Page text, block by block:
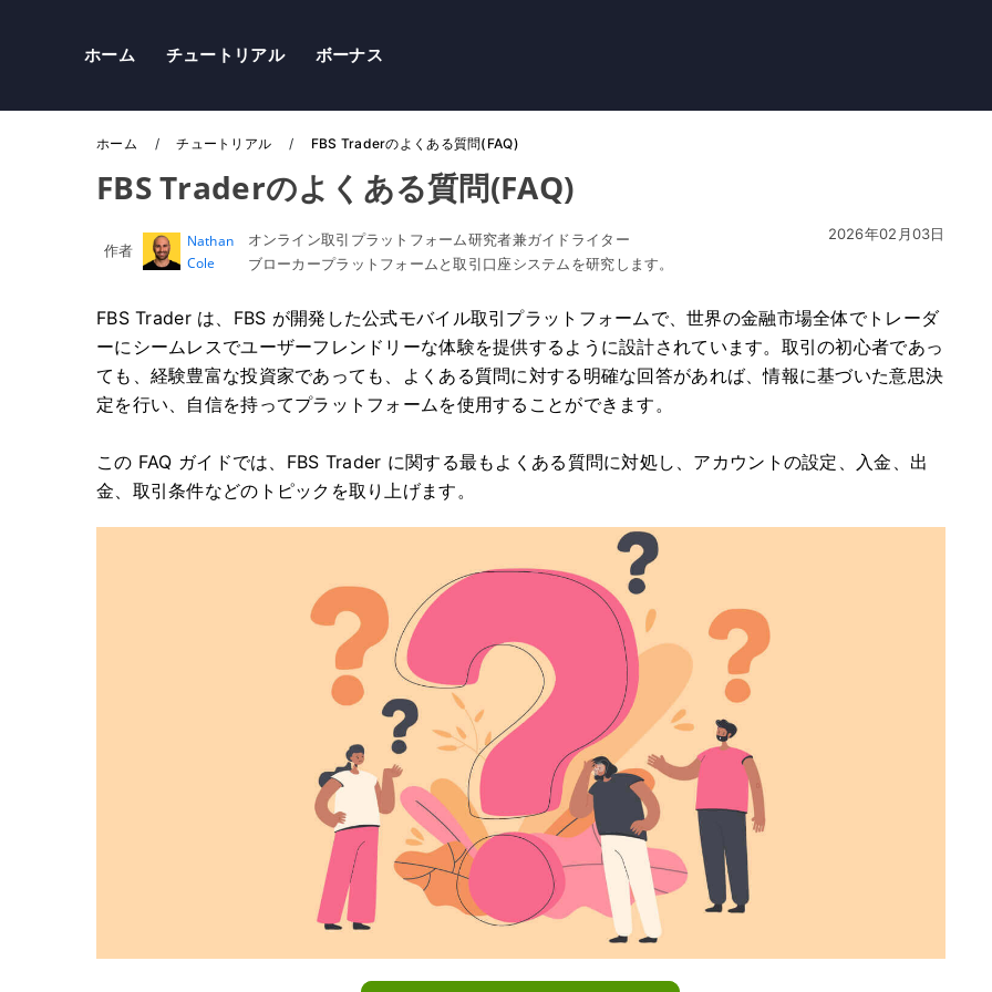
ホーム チュートリアル ボーナス
ホーム チュートリアル FBS Traderのよくある質問(FAQ)
FBS Traderのよくある質問(FAQ)
作者
Nathan
Cole
オンライン取引プラットフォーム研究者兼ガイドライター
ブローカープラットフォームと取引口座システムを研究します。
2026年02月03日
FBS Trader は、FBS が開発した公式モバイル取引プラットフォームで、世界の金融市場全体でトレーダ
ーにシームレスでユーザーフレンドリーな体験を提供するように設計されています。取引の初心者であっ
ても、経験豊富な投資家であっても、よくある質問に対する明確な回答があれば、情報に基づいた意思決
定を行い、自信を持ってプラットフォームを使用することができます。
この FAQ ガイドでは、FBS Trader に関する最もよくある質問に対処し、アカウントの設定、入金、出
金、取引条件などのトピックを取り上げます。